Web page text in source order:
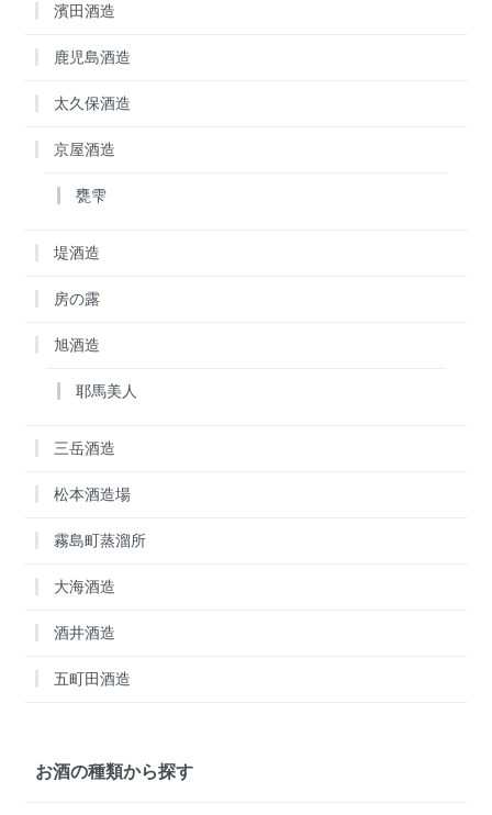
濱田酒造
鹿児島酒造
太久保酒造
京屋酒造
甕雫
堤酒造
房の露
旭酒造
耶馬美人
三岳酒造
松本酒造場
霧島町蒸溜所
大海酒造
酒井酒造
五町田酒造
お酒の種類から探す